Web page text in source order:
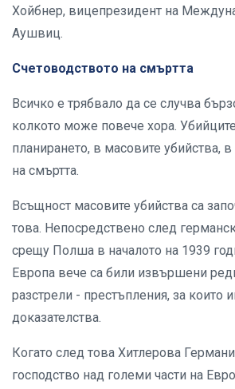
Хойбнер, вицепрезидент на
Аушвиц.
Счетоводството на смъртта
Всичко е трябвало да се случва
колкото може повече хора.
планирането, в масовите убийства,
на смъртта.
Всъщност масовите убийства са
това. Непосредствено след
срещу Полша в началото на 1939
Европа вече са били извършени
разстрели - престъпления, за които
доказателства.
Когато след това Хитлерова
господство над големи части на